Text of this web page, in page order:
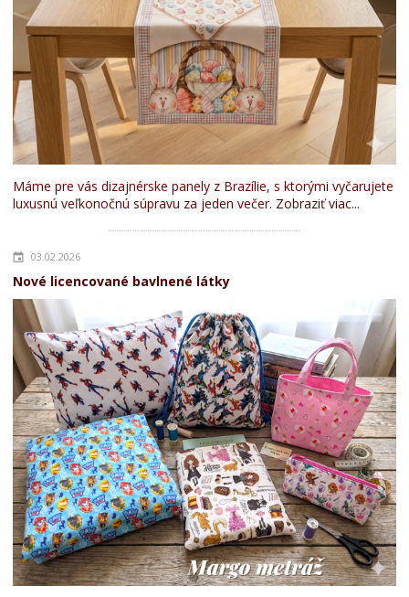
Máme pre vás dizajnérske panely z Brazílie, s ktorými vyčarujete
luxusnú veľkonočnú súpravu za jeden večer. Zobraziť viac...
03.02.2026
Nové licencované bavlnené látky